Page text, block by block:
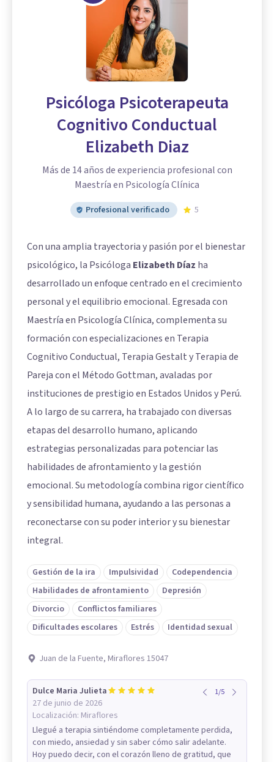
Psicóloga Psicoterapeuta
Cognitivo Conductual
Elizabeth Diaz
Más de 14 años de experiencia profesional con
Maestría en Psicología Clínica
Profesional verificado 5
Con una amplia trayectoria y pasión por el bienestar
psicológico, la Psicóloga Elizabeth Díaz ha
desarrollado un enfoque centrado en el crecimiento
personal y el equilibrio emocional. Egresada con
Maestría en Psicología Clínica, complementa su
formación con especializaciones en Terapia
Cognitivo Conductual, Terapia Gestalt y Terapia de
Pareja con el Método Gottman, avaladas por
instituciones de prestigio en Estados Unidos y Perú.
A lo largo de su carrera, ha trabajado con diversas
etapas del desarrollo humano, aplicando
estrategias personalizadas para potenciar las
habilidades de afrontamiento y la gestión
emocional. Su metodología combina rigor científico
y sensibilidad humana, ayudando a las personas a
reconectarse con su poder interior y su bienestar
integral.
Gestión de la ira Impulsividad
Codependencia
Habilidades de afrontamiento
Depresión
Divorcio
Conflictos familiares
Dificultades escolares
Estrés Identidad sexual
Juan de la Fuente, Miraflores 15047
Dulce Maria Julieta
27 de junio de 2026
Localización: Miraflores
1/5
Llegué a terapia sintiéndome completamente perdida,
con miedo, ansiedad y sin saber cómo salir adelante.
Hoy puedo decir, con el corazón lleno de gratitud, que